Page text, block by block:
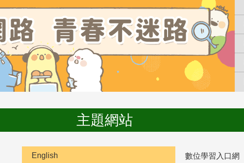
主題網站
English 數位學習入口網